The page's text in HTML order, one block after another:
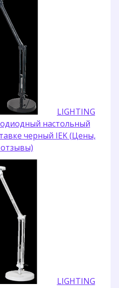
LIGHTING
настольный
черный IEK (Цены,
LIGHTING